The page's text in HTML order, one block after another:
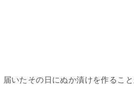
届いたその日にぬか漬けを作るこ